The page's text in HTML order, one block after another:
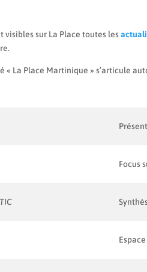
visibles sur La Place toutes les
« La Place Martinique » s’articule
Focus